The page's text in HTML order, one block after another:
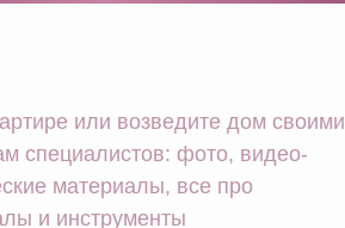
или возведите дом своими
специалистов: фото, видео-
материалы, все про
и инструменты